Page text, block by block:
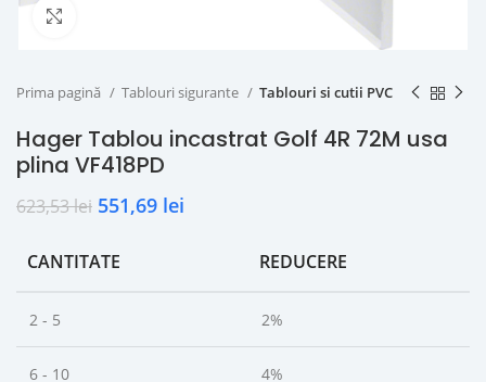
Prima pagină Tablouri sigurante Tablouri si cutii PVC
Hager Tablou incastrat Golf 4R 72M usa
plina VF418PD
623,53lei 551,69 lei
CANTITATE REDUCERE
2 - 5 2%
6 - 10 4%